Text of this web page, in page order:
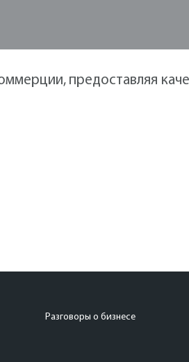
предоставляя
Разговоры о бизнесе